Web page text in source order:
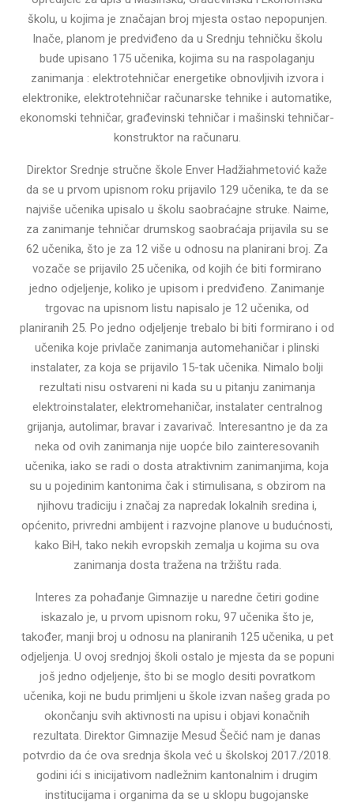
školu, u kojima je značajan broj mjesta ostao nepopunjen.
Inače, planom je predviđeno da u Srednju tehničku školu
bude upisano 175 učenika, kojima su na raspolaganju
zanimanja : elektrotehničar energetike obnovljivih izvora i
elektronike, elektrotehničar računarske tehnike i automatike,
ekonomski tehničar, građevinski tehničar i mašinski tehničar-
konstruktor na računaru.
Direktor Srednje stručne škole Enver Hadžiahmetović kaže
da se u prvom upisnom roku prijavilo 129 učenika, te da se
najviše učenika upisalo u školu saobraćajne struke. Naime,
za zanimanje tehničar drumskog saobraćaja prijavila su se
62 učenika, što je za 12 više u odnosu na planirani broj. Za
vozače se prijavilo 25 učenika, od kojih će biti formirano
jedno odjeljenje, koliko je upisom i predviđeno. Zanimanje
trgovac na upisnom listu napisalo je 12 učenika, od
planiranih 25. Po jedno odjeljenje trebalo bi biti formirano i od
učenika koje privlače zanimanja automehaničar i plinski
instalater, za koja se prijavilo 15-tak učenika. Nimalo bolji
rezultati nisu ostvareni ni kada su u pitanju zanimanja
elektroinstalater, elektromehaničar, instalater centralnog
grijanja, autolimar, bravar i zavarivač. Interesantno je da za
neka od ovih zanimanja nije uopće bilo zainteresovanih
učenika, iako se radi o dosta atraktivnim zanimanjima, koja
su u pojedinim kantonima čak i stimulisana, s obzirom na
njihovu tradiciju i značaj za napredak lokalnih sredina i,
općenito, privredni ambijent i razvojne planove u budućnosti,
kako BiH, tako nekih evropskih zemalja u kojima su ova
zanimanja dosta tražena na tržištu rada.
Interes za pohađanje Gimnazije u naredne četiri godine
iskazalo je, u prvom upisnom roku, 97 učenika što je,
također, manji broj u odnosu na planiranih 125 učenika, u pet
odjeljenja. U ovoj srednjoj školi ostalo je mjesta da se popuni
još jedno odjeljenje, što bi se moglo desiti povratkom
učenika, koji ne budu primljeni u škole izvan našeg grada po
okončanju svih aktivnosti na upisu i objavi konačnih
rezultata. Direktor Gimnazije Mesud Šečić nam je danas
potvrdio da će ova srednja škola već u školskoj 2017./2018.
godini ići s inicijativom nadležnim kantonalnim i drugim
institucijama i organima da se u sklopu bugojanske